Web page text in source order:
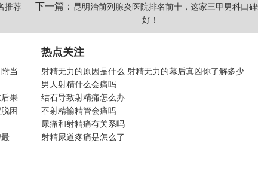
推荐 下一篇： 昆明治前列腺炎医院排名前十，这家三甲男科口
好！
当
果
困
热点关注
射精无力的原因是什么 射精无力的幕后真凶你了解多少
男人射精什么会痛吗
结石导致射精痛怎么办
不射精输精管会痛吗
尿痛和射精痛有关系吗
射精尿道疼痛是怎么了